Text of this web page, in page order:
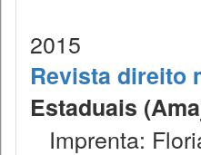
2015
Revista direito
Estaduais
Imprenta: